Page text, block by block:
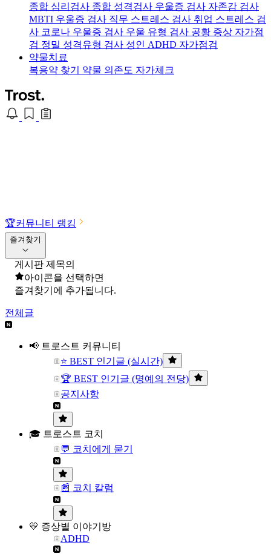
종합 심리검사 종합 성격검사 우울증 검사 자존감 검사
MBTI 우울증 검사 직무 스트레스 검사 취업 스트레스 검
사 코로나 우울증 검사 우울 유형 검사 공황 증상 자가점
검 정밀 성격유형 검사 성인 ADHD 자가점검
약물치료
복용약 찾기 약물 의존도 자가체크
🏆커뮤니티 랭킹
즐겨찾기
게시판 제목의
아이콘을 선택하면
즐겨찾기에 추가됩니다.
전체글
📢 트로스트 커뮤니티
⭐ BEST 인기글 (실시간)
🏆 BEST 인기글 (명예의 전당)
공지사항
🎓 트로스트 코치
💬 코치에게 묻기
📰 코치 칼럼
💛 증상별 이야기방
ADHD